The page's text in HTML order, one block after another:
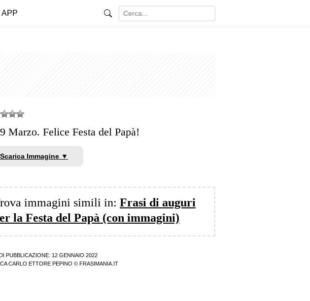
APP
Marzo. Felice Festa del Papà!
Scarica Immagine ▼
immagini simili in: Frasi di auguri
la Festa del Papà (con immagini)
DI PUBBLICAZIONE: 12 GENNAIO 2022
CARLO ETTORE PEPINO © FRASIMANIA.IT